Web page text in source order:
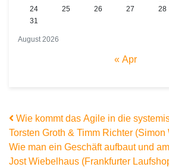
August 2026
24
25 26 27 28
31
« Apr
Beitrags-Navigation
Wie kommt das Agile in die
Torsten Groth & Timm Richter
Wie man ein Geschäft aufbaut und
Jost Wiebelhaus (Frankfurter